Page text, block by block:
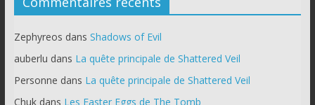
Zephyreos dans Shadows of Evil
auberlu dans La quête principale de Shattered Veil
Personne dans La quête principale de Shattered Veil
Chukdans Les Easter Eggs de The Tomb